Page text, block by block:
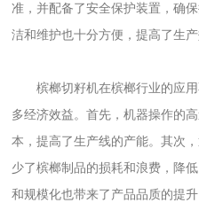
准，并配备了安全保护装置，确
洁和维护也十分方便，提高了生产
槟榔切籽机在槟榔行业的应用
多经济效益。首先，机器操作的
本，提高了生产线的产能。其次
少了槟榔制品的损耗和浪费，降
和规模化也带来了产品品质的提